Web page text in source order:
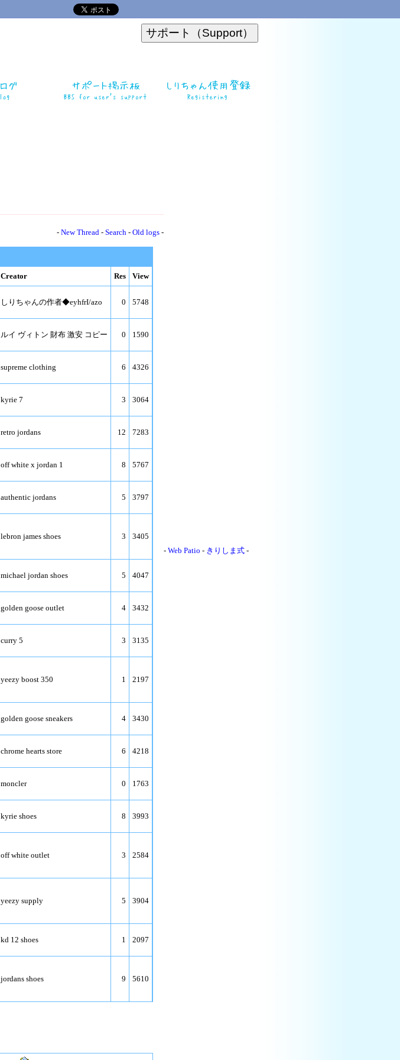
- New Thread - Search - Old logs -
Creator Res View
しりちゃんの作者◆eyhfrI/azo 0 5748
ルイ ヴィトン 財布 激安 コピー 0 1590
supreme clothing 6 4326
kyrie 7 3 3064
retro jordans 12 7283
off white x jordan 1 8 5767
authentic jordans 5 3797
lebron james shoes 3 3405
michael jordan shoes 5 4047
golden goose outlet 4 3432
curry 5 3 3135
yeezy boost 350 1 2197
golden goose sneakers 4 3430
chrome hearts store 6 4218
moncler 0 1763
kyrie shoes 8 3993
off white outlet 3 2584
yeezy supply 5 3904
kd 12 shoes 1 2097
jordans shoes 9 5610
- Web Patio - きりしま式 -